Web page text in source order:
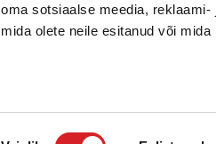
oma sotsiaalse meedia,
mida olete neile esitanud või
Nõusoleku